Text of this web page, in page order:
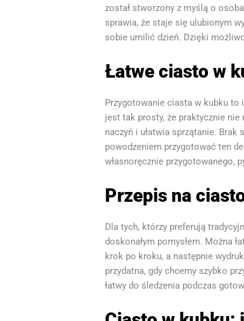
został stworzony z myślą o
sprawia, że staje się ulubionym
sobie umilić dzień. Dzięki
Łatwe ciasto w
Przygotowanie ciasta w kubku to
jest tak prosty, że praktycznie
naczyń i ułatwia sprzątanie.
powodzeniem przygotować ten
własnoręcznie przygotowanego,
Przepis na
Dla tych, którzy preferują
doskonałym pomysłem. Można
krok po kroku, a następnie
przydatna, gdy chcemy szybko
łatwy do śledzenia podczas